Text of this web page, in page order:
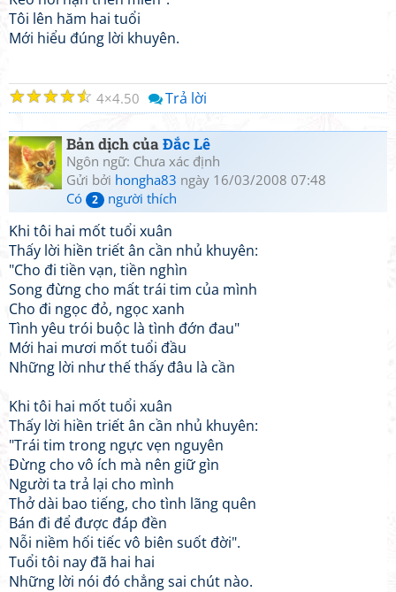
Tôi lên hăm hai tuổi
Mới hiểu đúng lời khuyên.
☆
☆
☆
☆
☆ 4 4.50 Trả lời
Bản dịch củaĐắc Lê
Ngôn ngữ: Chưa xác định
Gửi bởi hongha83 ngày 16/03/2008 07:48
Có
2 người thích
Khi tôi hai mốt tuổi xuân
Thấy lời hiền triết ân cần nhủ khuyên:
"Cho đi tiền vạn, tiền nghìn
Song đừng cho mất trái tim của mình
Cho đi ngọc đỏ, ngọc xanh
Tình yêu trói buộc là tình đớn đau"
Mới hai mươi mốt tuổi đầu
Những lời như thế thấy đâu là cần
Khi tôi hai mốt tuổi xuân
Thấy lời hiền triết ân cần nhủ khuyên:
"Trái tim trong ngực vẹn nguyên
Đừng cho vô ích mà nên giữ gìn
Người ta trả lại cho mình
Thở dài bao tiếng, cho tình lãng quên
Bán đi để được đáp đền
Nỗi niềm hối tiếc vô biên suốt đời".
Tuổi tôi nay đã hai hai
Những lời nói đó chẳng sai chút nào.